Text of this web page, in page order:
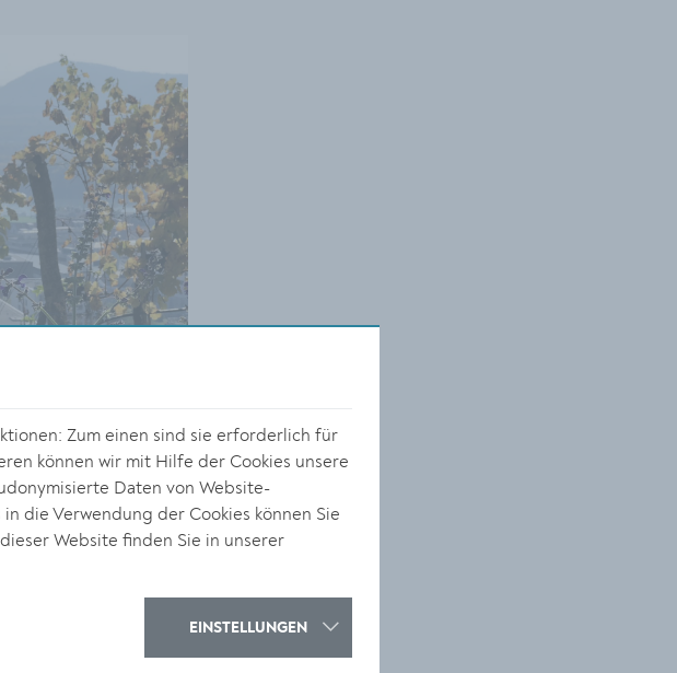
Zum einen sind sie erforderlich für
können wir mit Hilfe der Cookies unsere
Daten von Website-
die Verwendung der Cookies können Sie
Website finden Sie in unserer
EINSTELLUNGEN